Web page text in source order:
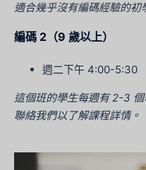
適合幾乎沒有編碼經驗的初
編碼 2（9 歲以上）
週二下午 4:00-5:30
這個班的學生每週有 2-3
聯絡我們以了解課程詳情。